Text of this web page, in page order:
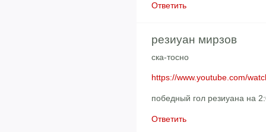
Ответить
резиуан мирзов
ска-тосно
https://www.youtube.com/
победный гол резиуана на
Ответить